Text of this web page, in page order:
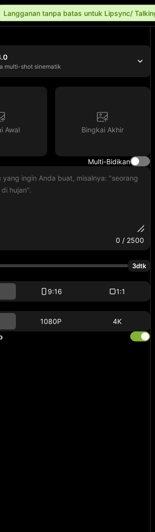
Langganan tanpa batas untuk Lipsync/
multi-shot sinematik
Awal Bingkai Akhir
Multi-Bidikan
0 / 2500
3dtk
9:16
1:1
1080P
4K